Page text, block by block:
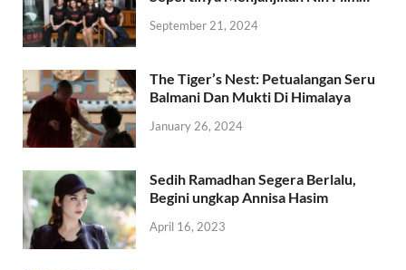
September 21, 2024
The Tiger’s Nest: Petualangan Seru
Balmani Dan Mukti Di Himalaya
January 26, 2024
Sedih Ramadhan Segera Berlalu,
Begini ungkap Annisa Hasim
April 16, 2023